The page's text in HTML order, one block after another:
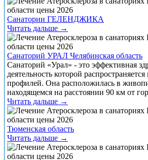
Санатории ГЕЛЕНДЖИКА
Читать дальше →
Санаторий УРАЛ Челябинская область
Санаторий «Урал» - это эффективная
деятельность которой
профилей. Она расположилась в
находящемся на расстоянии 90 км от
Читать дальше →
Тюменская область
Читать дальше →